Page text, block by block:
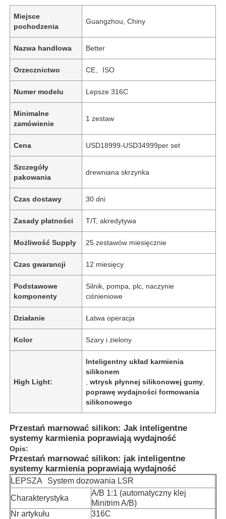
Miejsce
pochodzenia
Guangzhou, Chiny
Nazwa handlowa Better
Orzecznictwo CE、ISO
Numer modelu Lepsze 316C
Minimalne
zamówienie
1 zestaw
Cena USD18999-USD34999per set
Szczegóły
pakowania
drewniana skrzynka
Czas dostawy 30 dni
Zasady płatności T/T, akredytywa
Możliwość Supply 25 zestawów miesięcznie
Czas gwarancji 12 miesięcy
Podstawowe
komponenty
Silnik, pompa, plc, naczynie
ciśnieniowe
Działanie Łatwa operacja
Kolor Szary i zielony
High Light:
Inteligentny układ karmienia
silikonem
,wtrysk płynnej silikonowej gumy
poprawę wydajności formowania
silikonowego
Przestań marnować silikon: Jak inteligentne
systemy karmienia poprawiają wydajność
Opis:
Przestań marnować silikon: jak inteligentne
systemy karmienia poprawiają wydajność
LEPSZA
System dozowania LSR
Charakterystyka
A/B 1:1 (automatyczny klej
Minitrim A/B)
Nr artykułu
316C